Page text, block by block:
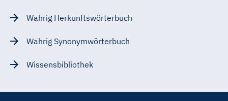
Wahrig Herkunftswörterbuch
Wahrig Synonymwörterbuch
Wissensbibliothek